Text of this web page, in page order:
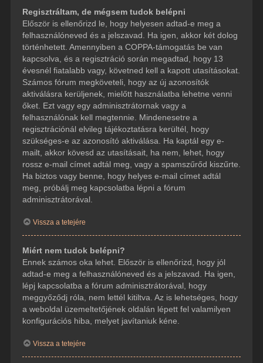
Regisztráltam, de mégsem tudok belépni
Először is ellenőrizd le, hogy helyesen adtad-e meg a
felhasználóneved és a jelszavad. Ha igen, akkor két dolog
történhetett. Amennyiben a COPPA-támogatás be van
kapcsolva, és a regisztráció során megadtad, hogy 13
évesnél fiatalabb vagy, követned kell a kapott utasításokat.
Számos fórum megköveteli, hogy az új azonosítók
aktiválásra kerüljenek, mielőtt használatba lehetne venni
őket. Ezt vagy egy adminisztrátornak vagy a
felhasználónak kell megtennie. Mindenesetre a
regisztrációnál elvileg tájékoztatásra kerültél, hogy
szükséges-e az azonosító aktiválása. Ha kaptál egy e-
mailt, akkor kövesd az utasításait, ha nem, lehet, hogy
rossz e-mail címet adtál meg, vagy a spamszűrőd kiszűrte.
Ha biztos vagy benne, hogy helyes e-mail címet adtál
meg, próbálj meg kapcsolatba lépni a fórum
adminisztrátorával.
Vissza a tetejére
Miért nem tudok belépni?
Ennek számos oka lehet. Először is ellenőrizd, hogy jól
adtad-e meg a felhasználóneved és a jelszavad. Ha igen,
lépj kapcsolatba a fórum adminisztrátorával, hogy
meggyőződj róla, nem lettél kitiltva. Az is lehetséges, hogy
a weboldal üzemeltetőjének oldalán lépett fel valamilyen
konfigurációs hiba, melyet javítaniuk kéne.
Vissza a tetejére